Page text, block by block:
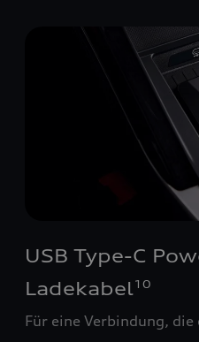
USB Type-C
Ladekabel10
Für eine Verbindung,